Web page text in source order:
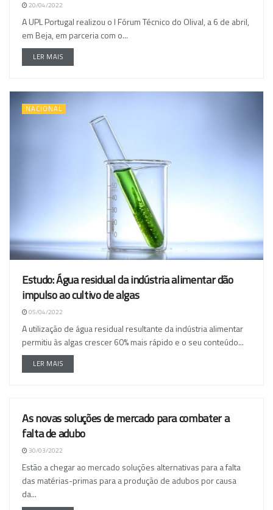
20/04/2022
A UPL Portugal realizou o I Fórum Técnico do Olival, a 6 de abril,
em Beja, em parceria com o...
LER MAIS
NACIONAL
Estudo: Água residual da indústria alimentar dão
impulso ao cultivo de algas
05/04/2022
A utilização de água residual resultante da indústria alimentar
permitiu às algas crescer 60% mais rápido e o seu conteúdo...
LER MAIS
NACIONAL
As novas soluções de mercado para combater a
falta de adubo
30/03/2022
Estão a chegar ao mercado soluções alternativas para a falta
das matérias-primas para a produção de adubos por causa
da...